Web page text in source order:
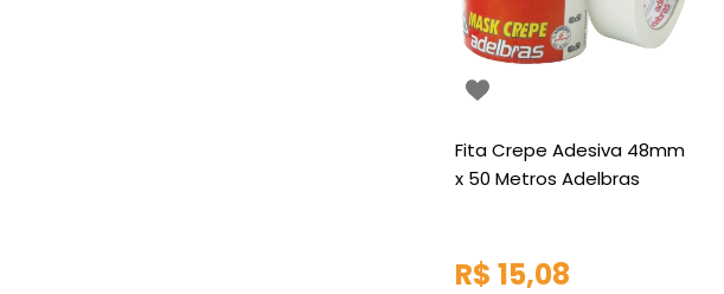
Fita Crepe Adesiva 48mm
x 50 Metros Adelbras
R$ 15,08